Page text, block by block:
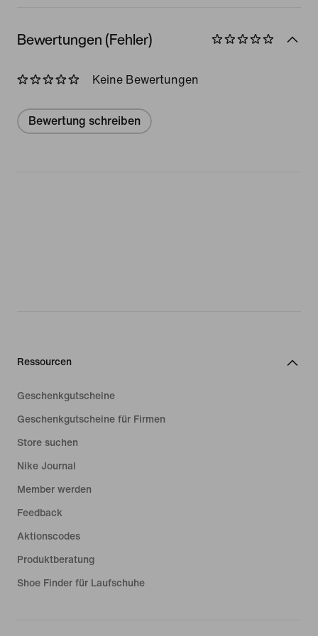
Bewertungen (Fehler)
Keine Bewertungen
Bewertung schreiben
Ressourcen
Geschenkgutscheine
Geschenkgutscheine für Firmen
Store suchen
Nike Journal
Member werden
Feedback
Aktionscodes
Produktberatung
Shoe Finder für Laufschuhe